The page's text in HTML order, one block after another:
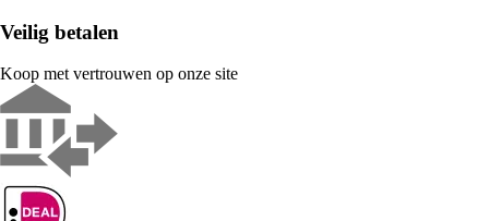
Veilig betalen
Koop met vertrouwen op onze site